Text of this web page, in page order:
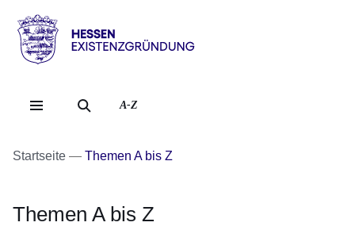
Direkt zum Kopf der
Direkt zum Inhalt
Direkt zum Fuß der
Hessen
Existenzgründung
A-Z
Startseite Themen A bis Z
Themen A bis Z